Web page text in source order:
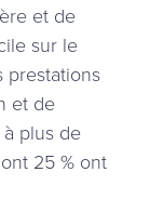
et de
sur le
prestations
et de
plus de
25 % ont